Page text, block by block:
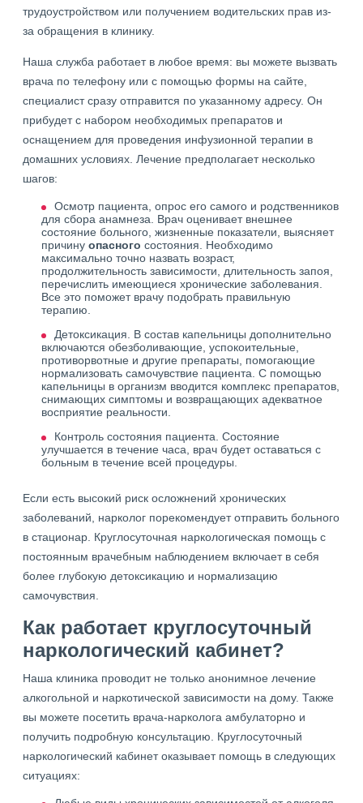
трудоустройством или получением водительских прав из-
за обращения в клинику.
Наша служба работает в любое время: вы можете вызвать
врача по телефону или с помощью формы на сайте,
специалист сразу отправится по указанному адресу. Он
прибудет с набором необходимых препаратов и
оснащением для проведения инфузионной терапии в
домашних условиях. Лечение предполагает несколько
шагов:
Осмотр пациента, опрос его самого и родственников
для сбора анамнеза. Врач оценивает внешнее
состояние больного, жизненные показатели, выясняет
причину опасного состояния. Необходимо
максимально точно назвать возраст,
продолжительность зависимости, длительность запоя,
перечислить имеющиеся хронические заболевания.
Все это поможет врачу подобрать правильную
терапию.
Детоксикация. В состав капельницы дополнительно
включаются обезболивающие, успокоительные,
противорвотные и другие препараты, помогающие
нормализовать самочувствие пациента. С помощью
капельницы в организм вводится комплекс препаратов,
снимающих симптомы и возвращающих адекватное
восприятие реальности.
Контроль состояния пациента. Состояние
улучшается в течение часа, врач будет оставаться с
больным в течение всей процедуры.
Если есть высокий риск осложнений хронических
заболеваний, нарколог порекомендует отправить больного
в стационар. Круглосуточная наркологическая помощь с
постоянным врачебным наблюдением включает в себя
более глубокую детоксикацию и нормализацию
самочувствия.
Как работает круглосуточный
наркологический кабинет?
Наша клиника проводит не только анонимное лечение
алкогольной и наркотической зависимости на дому. Также
вы можете посетить врача-нарколога амбулаторно и
получить подробную консультацию. Круглосуточный
наркологический кабинет оказывает помощь в следующих
ситуациях: